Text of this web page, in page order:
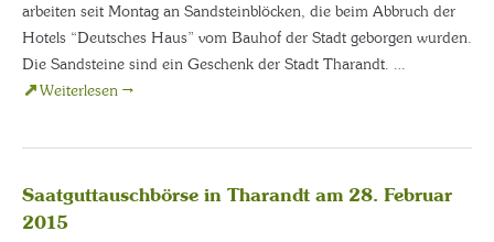
arbeiten seit Montag an Sandsteinblöcken, die beim Abbruch der
Hotels “Deutsches Haus” vom Bauhof der Stadt geborgen wurden.
Die Sandsteine sind ein Geschenk der Stadt Tharandt. …
Weiterlesen →
Saatguttauschbörse in Tharandt am 28. Februar
2015